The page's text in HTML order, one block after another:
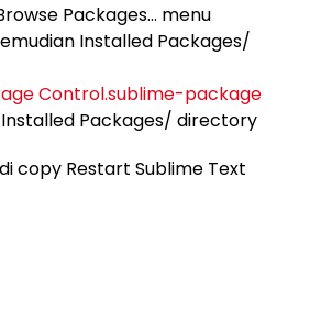
Packages… menu
Installed Packages/
Control.sublime-package
Packages/ directory
copy Restart Sublime Text